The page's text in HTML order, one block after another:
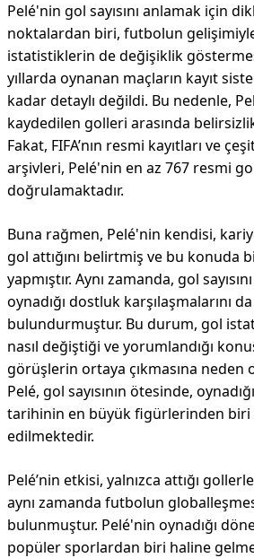
Pelé'nin gol sayısını anlamak için
noktalardan biri, futbolun
istatistiklerin de değişiklik
yıllarda oynanan maçların kayıt
kadar detaylı değildi. Bu nedenle,
kaydedilen golleri arasında
Fakat, FIFA’nın resmi kayıtları ve
arşivleri, Pelé'nin en az 767 resmi gol
doğrulamaktadır.
Buna rağmen, Pelé'nin kendisi,
gol attığını belirtmiş ve bu konuda
yapmıştır. Aynı zamanda, gol
oynadığı dostluk karşılaşmalarını
bulundurmuştur. Bu durum, gol
nasıl değiştiği ve yorumlandığı
görüşlerin ortaya çıkmasına neden
Pelé, gol sayısının ötesinde,
tarihinin en büyük figürlerinden biri
edilmektedir.
Pelé’nin etkisi, yalnızca attığı gollerle
aynı zamanda futbolun
bulunmuştur. Pelé'nin oynadığı
popüler sporlardan biri haline